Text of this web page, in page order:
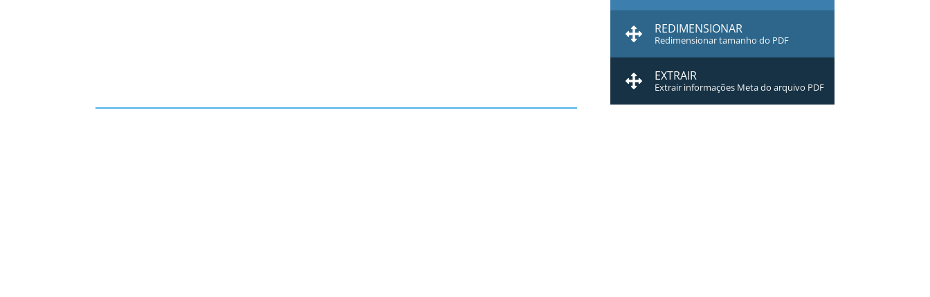
REDIMENSIONAR
Redimensionar tamanho do PDF
EXTRAIR
Extrair informações Meta do arquivo PDF